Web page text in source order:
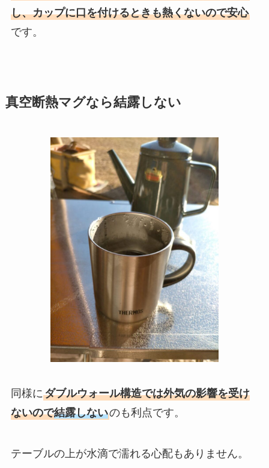
し、カップに口を付けるときも熱くないので安心
です。
真空断熱マグなら結露しない
同様にダブルウォール構造では外気の影響を受け
ないので結露しないのも利点です。
テーブルの上が水滴で濡れる心配もありません。